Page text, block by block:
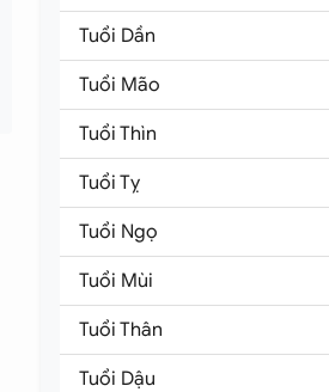
Tuổi Dần
Tuổi Mão
Tuổi Thìn
Tuổi Tỵ
Tuổi Ngọ
Tuổi Mùi
Tuổi Thân
Tuổi Dậu